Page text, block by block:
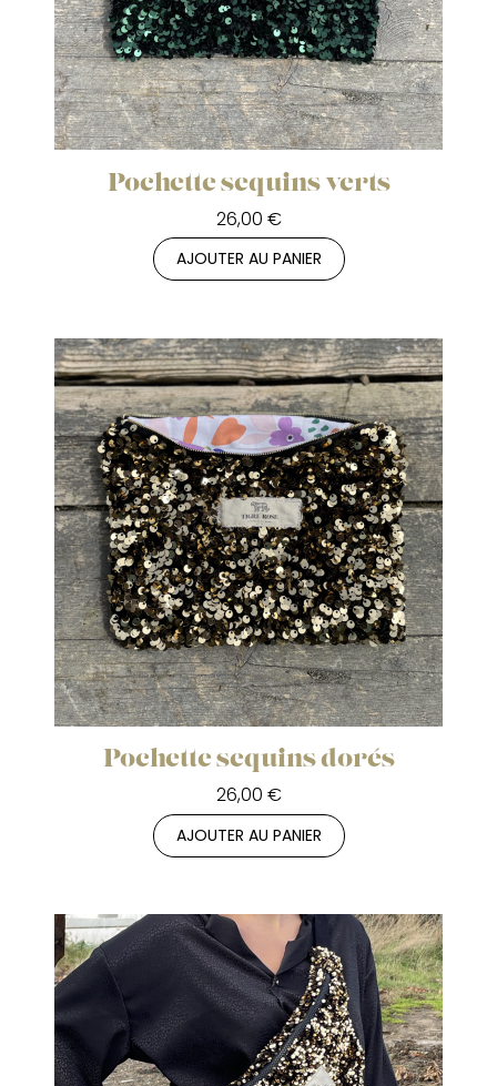
Pochette sequins verts
26,00 €
AJOUTER AU PANIER
Pochette sequins dorés
26,00 €
AJOUTER AU PANIER